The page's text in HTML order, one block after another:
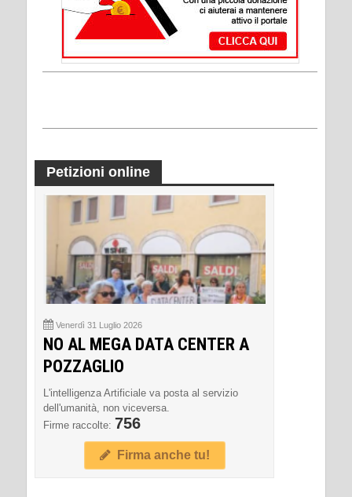
Petizioni online
Venerdì 31 Luglio 2026
NO AL MEGA DATA CENTER A
POZZAGLIO
L'intelligenza Artificiale va posta al servizio
dell'umanità, non viceversa.
Firme raccolte: 756
Firma anche tu!